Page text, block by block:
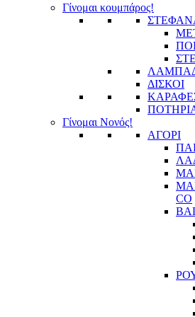
Γίνομαι κουμπάρος!
ΔΙΣΚΟΙ
Γίνομαι Νονός!
ΑΓΟΡΙ
CO